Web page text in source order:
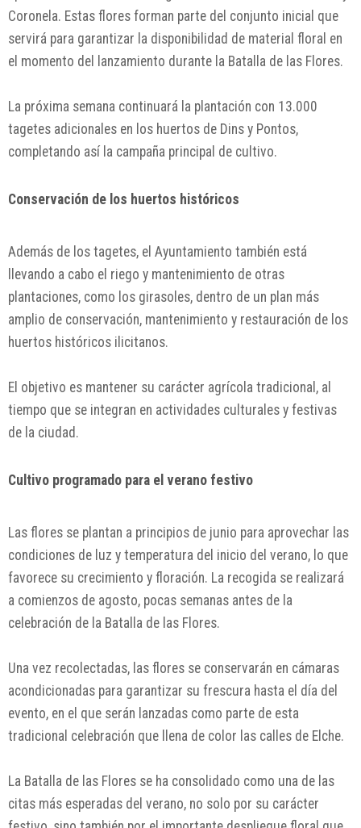
Coronela. Estas flores forman parte del conjunto inicial que
servirá para garantizar la disponibilidad de material floral en
el momento del lanzamiento durante la Batalla de las Flores.
La próxima semana continuará la plantación con 13.000
tagetes adicionales en los huertos de Dins y Pontos,
completando así la campaña principal de cultivo.
Conservación de los huertos históricos
Además de los tagetes, el Ayuntamiento también está
llevando a cabo el riego y mantenimiento de otras
plantaciones, como los girasoles, dentro de un plan más
amplio de conservación, mantenimiento y restauración de los
huertos históricos ilicitanos.
El objetivo es mantener su carácter agrícola tradicional, al
tiempo que se integran en actividades culturales y festivas
de la ciudad.
Cultivo programado para el verano festivo
Las flores se plantan a principios de junio para aprovechar las
condiciones de luz y temperatura del inicio del verano, lo que
favorece su crecimiento y floración. La recogida se realizará
a comienzos de agosto, pocas semanas antes de la
celebración de la Batalla de las Flores.
Una vez recolectadas, las flores se conservarán en cámaras
acondicionadas para garantizar su frescura hasta el día del
evento, en el que serán lanzadas como parte de esta
tradicional celebración que llena de color las calles de Elche.
La Batalla de las Flores se ha consolidado como una de las
citas más esperadas del verano, no solo por su carácter